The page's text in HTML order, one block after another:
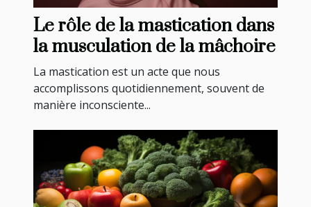
Le rôle de la mastication dans
la musculation de la mâchoire
La mastication est un acte que nous
accomplissons quotidiennement, souvent de
manière inconsciente...